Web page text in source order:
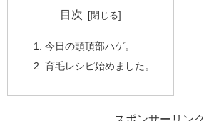
目次
今日の頭頂部ハゲ。
育毛レシピ始めました。